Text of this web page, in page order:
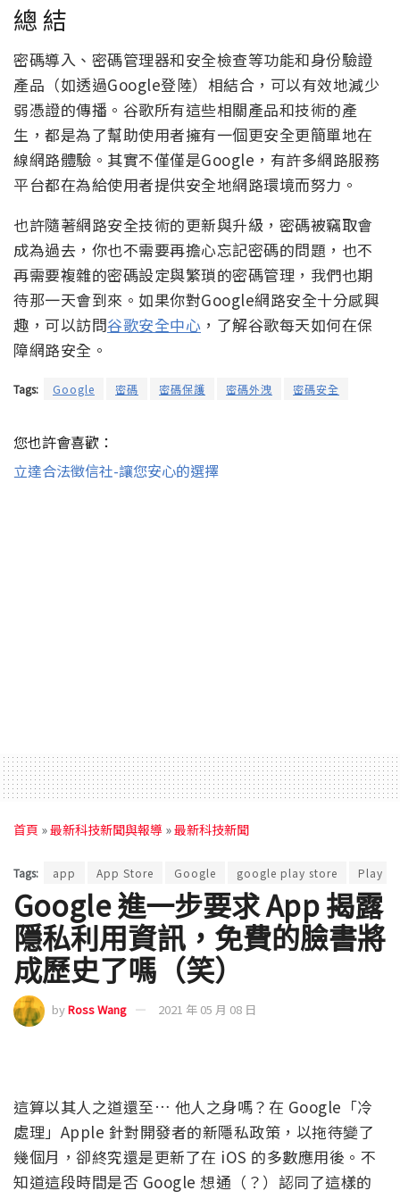
總 結
密碼導入、密碼管理器和安全檢查等功能和身份驗證
產品（如透過Google登陸）相結合，可以有效地減少
弱憑證的傳播。谷歌所有這些相關產品和技術的產
生，都是為了幫助使用者擁有一個更安全更簡單地在
線網路體驗。其實不僅僅是Google，有許多網路服務
平台都在為給使用者提供安全地網路環境而努力。
也許隨著網路安全技術的更新與升級，密碼被竊取會
成為過去，你也不需要再擔心忘記密碼的問題，也不
再需要複雜的密碼設定與繁瑣的密碼管理，我們也期
待那一天會到來。如果你對Google網路安全十分感興
趣，可以訪問谷歌安全中心 ，了解谷歌每天如何在保
障網路安全。
Tags: Google 密碼 密碼保護 密碼外洩 密碼安全
您也許會喜歡：
立達合法徵信社-讓您安心的選擇
首頁 »最新科技新聞與報導 »最新科技新聞
Tags: app App Store Google google play store Play
Google 進一步要求 App 揭露
隱私利用資訊，免費的臉書將
成歷史了嗎（笑）
byRoss Wang 2021 年 05 月 08 日
這算以其人之道還至… 他人之身嗎？在 Google「冷
處理」Apple 針對開發者的新隱私政策，以拖待變了
幾個月，卻終究還是更新了在 iOS 的多數應用後。不
知道這段時間是否 Google 想通（？）認同了這樣的